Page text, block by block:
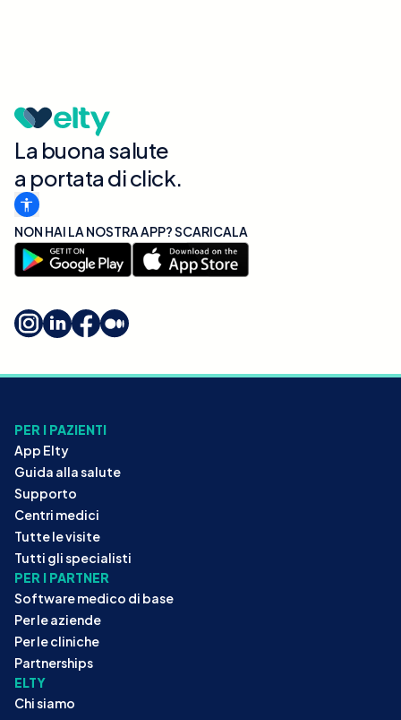
La buona salute
a portata di click.
NON HAI LA NOSTRA APP? SCARICALA
PER I PAZIENTI
App Elty
Guida alla salute
Supporto
Centri medici
Tutte le visite
Tutti gli specialisti
PER I PARTNER
Software medico di base
Per le aziende
Per le cliniche
Partnerships
ELTY
Chi siamo